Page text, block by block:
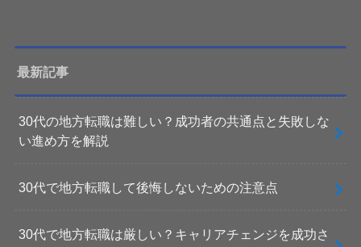
最新記事
30代の地方転職は難しい？成功者の共通点と失敗しな
い進め方を解説
30代で地方転職して後悔しないための注意点
30代で地方転職は厳しい？キャリアチェンジを成功さ